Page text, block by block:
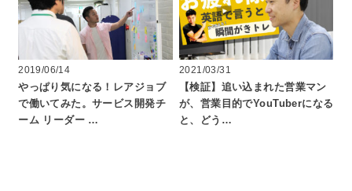
2019/06/14
やっぱり気になる！レアジョブ
で働いてみた。サービス開発チ
ーム リーダー …
2021/03/31
【検証】追い込まれた営業マン
が、営業目的でYouTuberになる
と、どう…